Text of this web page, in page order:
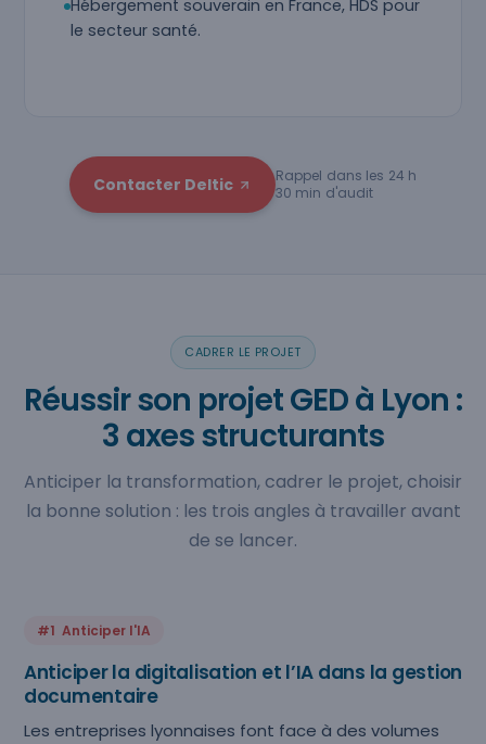
Hébergement souverain en France, HDS pour
le secteur santé.
Contacter Deltic
Rappel dans les 24 h
30 min d'audit
CADRER LE PROJET
Réussir son projet GED à Lyon :
3 axes structurants
Anticiper la transformation, cadrer le projet, choisir
la bonne solution : les trois angles à travailler avant
de se lancer.
#1 Anticiper l'IA
Anticiper la digitalisation et l’IA dans la gestion
documentaire
Les entreprises lyonnaises font face à des volumes